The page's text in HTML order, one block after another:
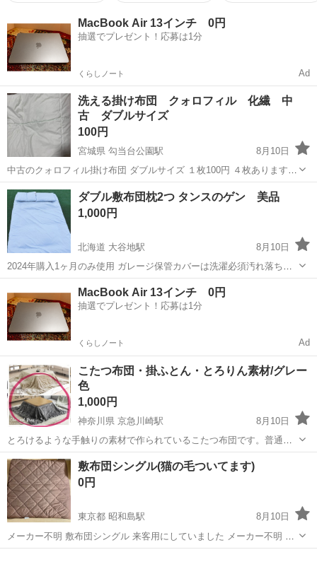
MacBook Air 13インチ 0円
抽選でプレゼント！応募は1分
くらしノート Ad
洗える掛け布団 クォロフィル 化繊 中
古 ダブルサイズ
100円
宮城県 勾当台公園駅
8月10日
中古のクォロフィル掛け布団 ダブルサイズ １枚100円 ４枚あります
ほつれ、破れありません 2枚をスナップで留めて ２枚にして使用でき
ます 子供が小さい頃 よく風邪をひいていたので 綿ではなく化繊の洗
える布団を使い...
宮城 仙台市 勾当台公園駅 寝具 ダブル
ダブル敷布団枕2つ タンスのゲン 美品
1,000円
北海道 大谷地駅
8月10日
2024年購入1ヶ月のみ使用 ガレージ保管カバーは洗濯必須汚れ落ちる
と思います 客間に最適 タンスのゲン セットの羽布団も出品中です
MacBook Air 13インチ 0円
抽選でプレゼント！応募は1分
くらしノート Ad
こたつ布団・掛ふとん・とろりん素材/グレー
色
1,000円
神奈川県 京急川崎駅
8月10日
とろけるような手触りの素材で作られているこたつ布団です。普通の
掛ふとんとしても利用できます♪ ・中古 ※念の為、一度洗濯してから
ご利用ください。 ・約185×185cm ※対応こたつサイズ：天板幅60〜
90cm正方形 と...
神奈川 川崎市 京急川崎駅 寝具
敷布団シングル(猫の毛ついてます)
0円
東京都 昭和島駅
8月10日
メーカー不明 敷布団シングル 来客用にしていました メーカー不明 ‼️
飼っている猫の毛がしこたまついていますので予めご了承ください‼️